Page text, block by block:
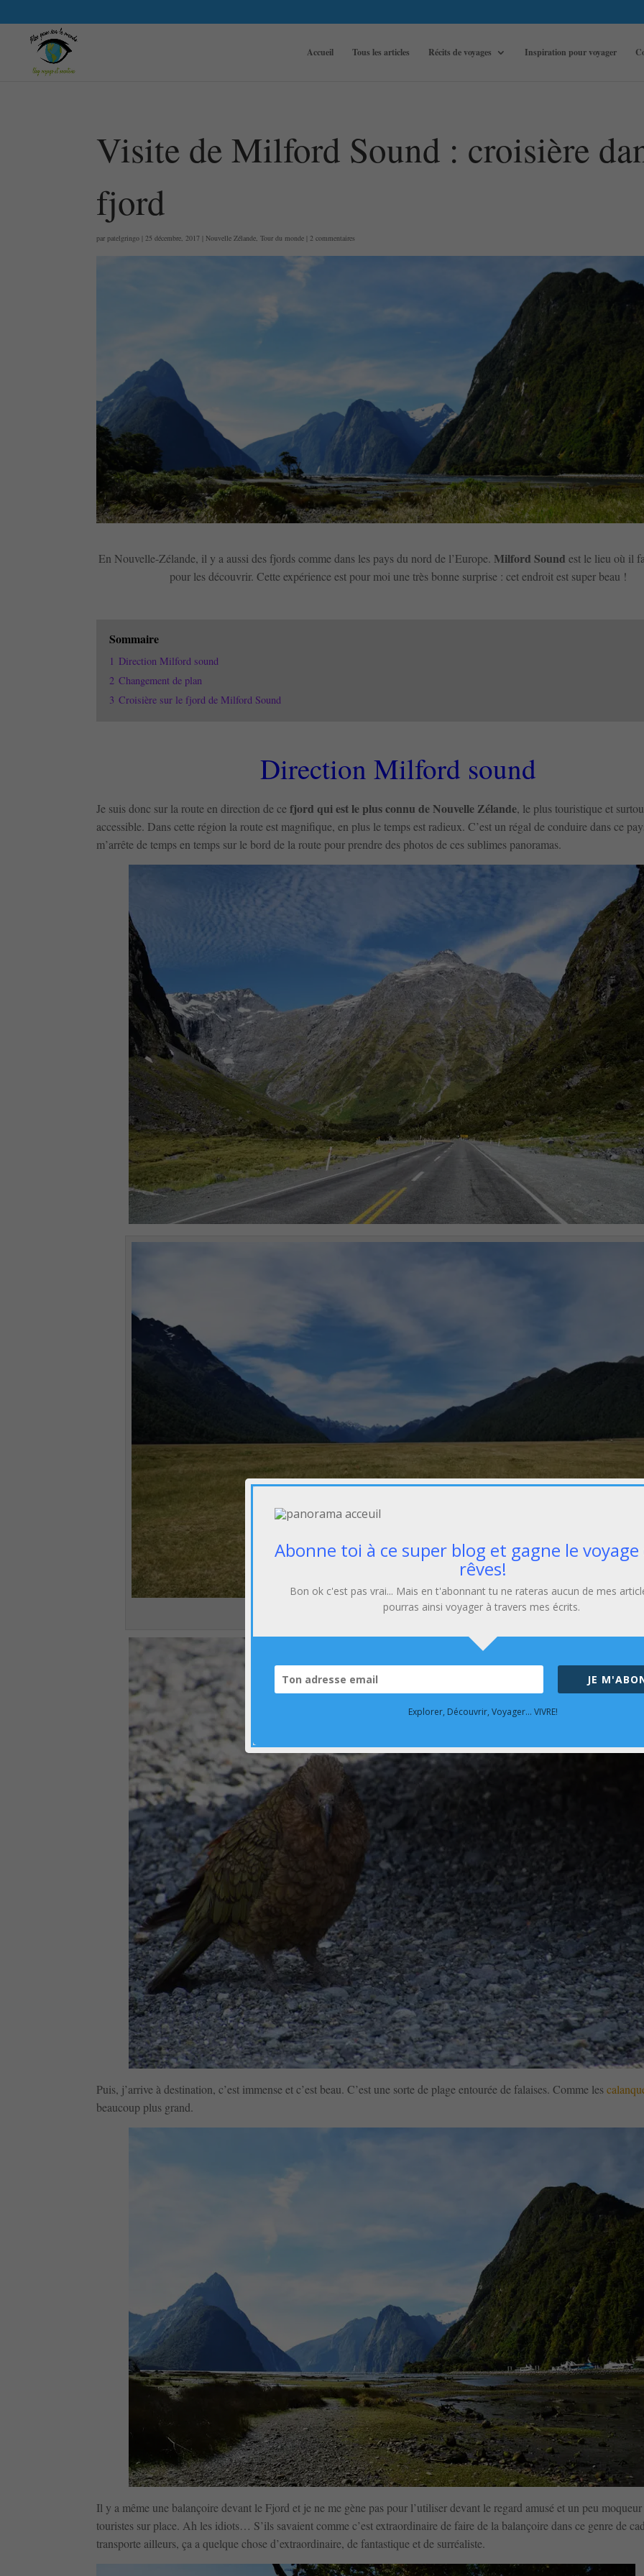
Accueil Tous les articles Récits de voyages Inspiration pour voyager
Visite de Milford Sound : croisière
fjord
par patelgringo 25 décembre, 2017 Nouvelle Zélande ,Tour du monde 2 commentaires
En Nouvelle-Zélande, il y a aussi des fjords comme dans les pays du nord de l’Europe. Milford Sound est le lieu où il
pour les découvrir. Cette expérience est pour moi une très bonne surprise : cet endroit est super beau !
Sommaire
1 Direction Milford sound
2 Changement de plan
3 Croisière sur le fjord de Milford Sound
Direction Milford sound
Je suis donc sur la route en direction de ce fjord qui est le plus connu de Nouvelle Zélande, le plus touristique et
accessible. Dans cette région la route est magnifique, en plus le temps est radieux. C’est un régal de conduire dans ce
m’arrête de temps en temps sur le bord de la route pour prendre des photos de ces sublimes panoramas.
Il paraît que cette plaine a servi de décor au film le Seigneur des anneaux
Puis, j’arrive à destination, c’est immense et c’est beau. C’est une sorte de plage entourée de falaises. Comme les
beaucoup plus grand.
Il y a même une balançoire devant le Fjord et je ne me gène pas pour l’utiliser devant le regard amusé et un peu moqueur
touristes sur place. Ah les idiots… S’ils savaient comme c’est extraordinaire de faire de la balançoire dans ce genre de
transporte ailleurs, ça a quelque chose d’extraordinaire, de fantastique et de surréaliste.
Abonne toi à ce super blog et gagne le voyage
rêves!
Bon ok c'est pas vrai... Mais en t'abonnant tu ne rateras aucun de mes
pourras ainsi voyager à travers mes écrits.
JE
Explorer, Découvrir, Voyager... VIVRE!